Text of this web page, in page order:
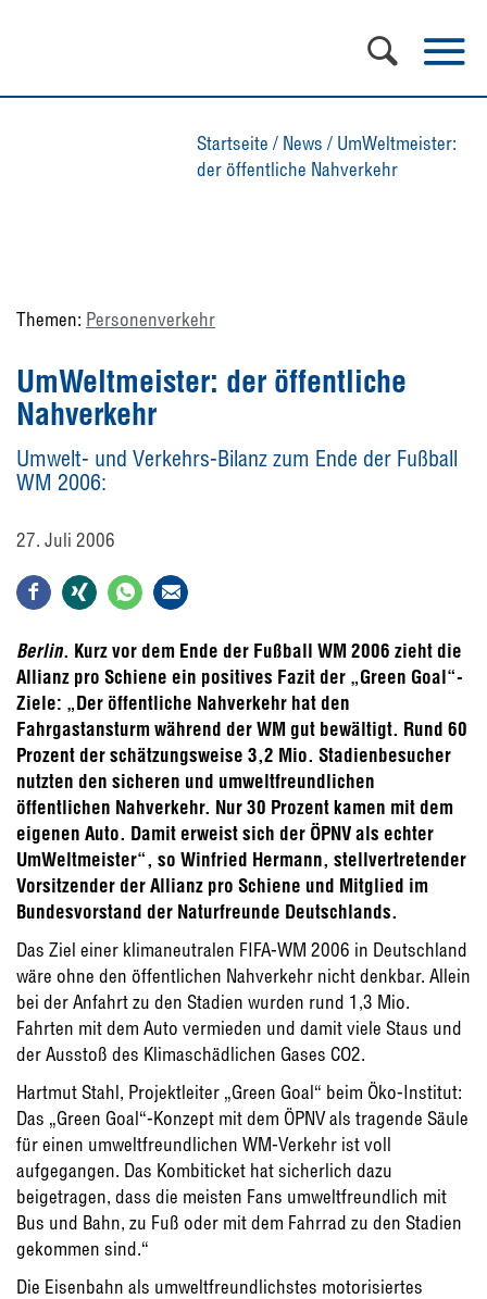
Startseite / News / UmWeltmeister:
der öffentliche Nahverkehr
Themen: Personenverkehr
UmWeltmeister: der öffentliche
Nahverkehr
Umwelt- und Verkehrs-Bilanz zum Ende der Fußball
WM 2006:
27. Juli 2006
Berlin. Kurz vor dem Ende der Fußball WM 2006 zieht die
Allianz pro Schiene ein positives Fazit der „Green Goal“-
Ziele: „Der öffentliche Nahverkehr hat den
Fahrgastansturm während der WM gut bewältigt. Rund 60
Prozent der schätzungsweise 3,2 Mio. Stadienbesucher
nutzten den sicheren und umweltfreundlichen
öffentlichen Nahverkehr. Nur 30 Prozent kamen mit dem
eigenen Auto. Damit erweist sich der ÖPNV als echter
UmWeltmeister“, so Winfried Hermann, stellvertretender
Vorsitzender der Allianz pro Schiene und Mitglied im
Bundesvorstand der Naturfreunde Deutschlands.
Das Ziel einer klimaneutralen FIFA-WM 2006 in Deutschland
wäre ohne den öffentlichen Nahverkehr nicht denkbar. Allein
bei der Anfahrt zu den Stadien wurden rund 1,3 Mio.
Fahrten mit dem Auto vermieden und damit viele Staus und
der Ausstoß des Klimaschädlichen Gases CO2.
Hartmut Stahl, Projektleiter „Green Goal“ beim Öko-Institut:
Das „Green Goal“-Konzept mit dem ÖPNV als tragende Säule
für einen umweltfreundlichen WM-Verkehr ist voll
aufgegangen. Das Kombiticket hat sicherlich dazu
beigetragen, dass die meisten Fans umweltfreundlich mit
Bus und Bahn, zu Fuß oder mit dem Fahrrad zu den Stadien
gekommen sind.“
Die Eisenbahn als umweltfreundlichstes motorisiertes